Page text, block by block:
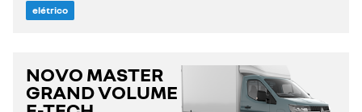
elétrico
NOVO MASTER
GRAND VOLUME